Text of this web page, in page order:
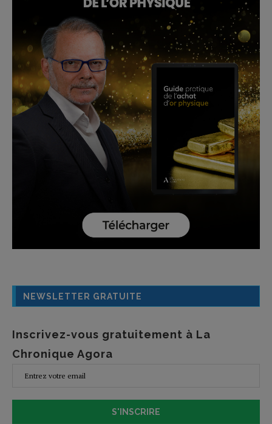
NEWSLETTER GRATUITE
Inscrivez-vous gratuitement à La
Chronique Agora
S'INSCRIRE